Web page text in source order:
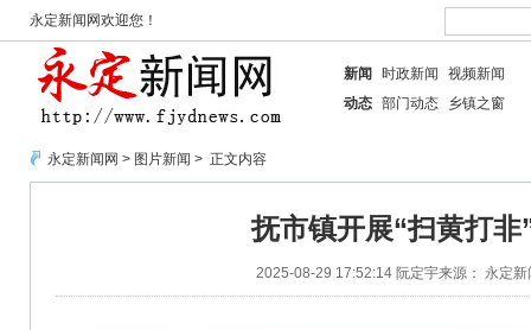
永定新闻网欢迎您！
新闻 时政新闻
视频新闻
动态 部门动态 乡镇之窗
永定新闻网 > 图片新闻 > 正文内容
抚市镇开展“扫黄打非
2025-08-29 17:52:14 阮定宇来源： 永定新